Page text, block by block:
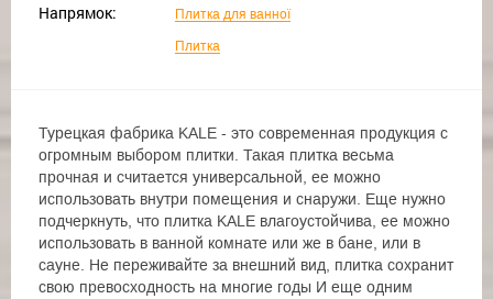
Напрямок: Плитка для ванної
Плитка
Турецкая фабрика KALE - это современная продукция с
огромным выбором плитки. Такая плитка весьма
прочная и считается универсальной, ее можно
использовать внутри помещения и снаружи. Еще нужно
подчеркнуть, что плитка KALE влагоустойчива, ее можно
использовать в ванной комнате или же в бане, или в
сауне. Не переживайте за внешний вид, плитка сохранит
свою превосходность на многие годы И еще одним